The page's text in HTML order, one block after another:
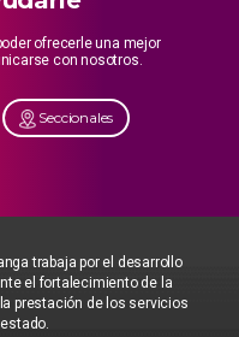
ofrecerle una mejor
con nosotros.
Seccionales
trabaja por el desarrollo
el fortalecimiento de la
prestación de los servicios